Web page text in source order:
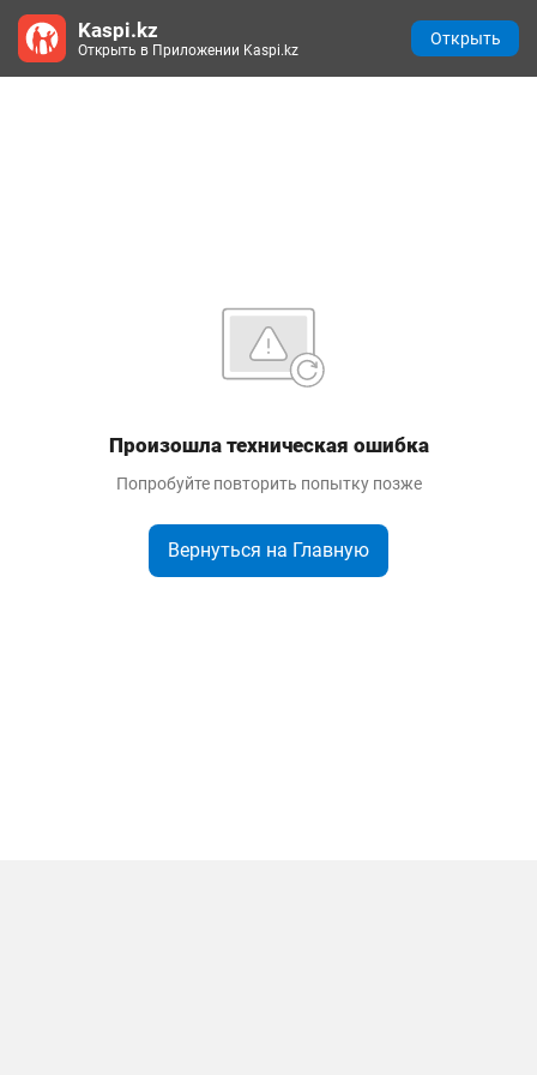
Произошла техническая ошибка
Попробуйте повторить попытку позже
Вернуться на Главную
Kaspi.kz
Открыть в Приложении Kaspi.kz
Открыть